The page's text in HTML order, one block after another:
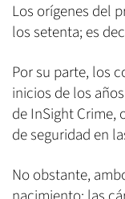
Los orígenes del
los setenta; es
Por su parte, los
inicios de los
de InSight Crime,
de seguridad en
No obstante,